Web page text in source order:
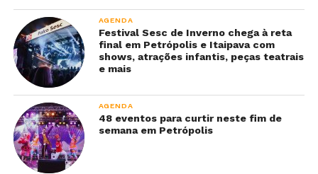
AGENDA
Festival Sesc de Inverno chega à reta
final em Petrópolis e Itaipava com
shows, atrações infantis, peças teatrais
e mais
AGENDA
48 eventos para curtir neste fim de
semana em Petrópolis